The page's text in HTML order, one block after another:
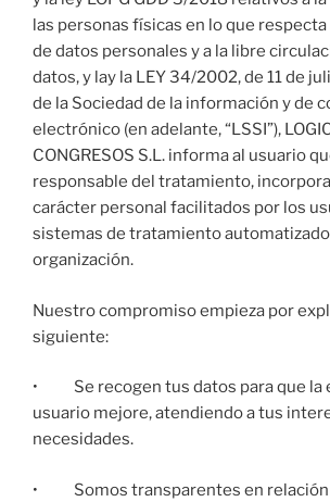
las personas físicas en lo que
de datos personales y a la libre
datos, y lay la LEY 34/2002, de 11 de
de la Sociedad de la información y de
electrónico (en adelante, “LSSI”),
CONGRESOS S.L. informa al usuario
responsable del tratamiento,
carácter personal facilitados por los
sistemas de tratamiento
organización.
Nuestro compromiso empieza por
siguiente:
• Se recogen tus datos para que la
usuario mejore, atendiendo a tus
necesidades.
• Somos transparentes en relación